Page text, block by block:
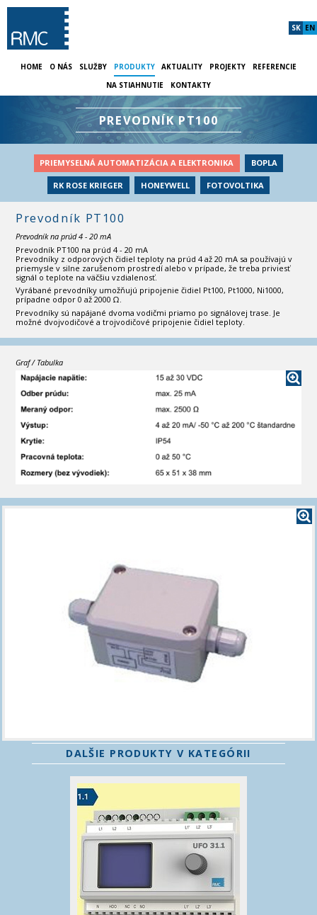
SK EN
HOME O NÁS SLUŽBY PRODUKTY AKTUALITY PROJEKTY
REFERENCIE
NA STIAHNUTIE
KONTAKTY
PREVODNÍK PT100
PRIEMYSELNÁ AUTOMATIZÁCIA A ELEKTRONIKA BOPLA
RK ROSE KRIEGER HONEYWELL FOTOVOLTIKA
Prevodník PT100
Prevodník na prúd 4 - 20 mA
Prevodník PT100 na prúd 4 - 20 mA
Prevodníky z odporových čidiel teploty na prúd 4 až 20 mA sa používajú v
priemysle v silne zarušenom prostredí alebo v prípade, že treba priviesť
signál o teplote na väčšiu vzdialenosť.
Vyrábané prevodníky umožňujú pripojenie čidiel Pt100, Pt1000, Ni1000,
prípadne odpor 0 až 2000 Ω.
Prevodníky sú napájané dvoma vodičmi priamo po signálovej trase. Je
možné dvojvodičové a trojvodičové pripojenie čidiel teploty.
Graf / Tabulka
DALŠIE PRODUKTY V KATEGÓRII